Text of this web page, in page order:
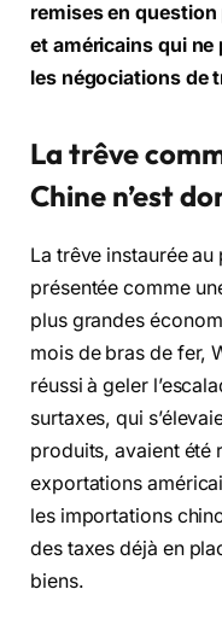
remises en
et américains qui
les négociations de
La trêve
Chine n’est
La trêve instaurée
présentée comme
plus grandes
mois de bras de fer,
réussi à geler
surtaxes, qui
produits, avaient été
exportations
les importations
des taxes déjà en
biens.